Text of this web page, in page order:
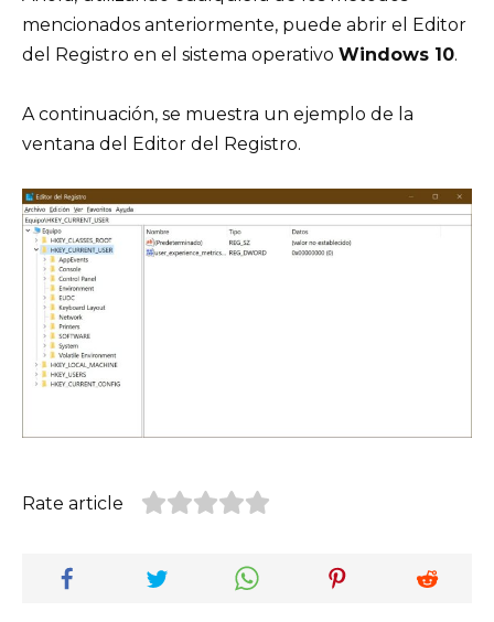
mencionados anteriormente, puede abrir el Editor
del Registro en el sistema operativo Windows 10.
A continuación, se muestra un ejemplo de la
ventana del Editor del Registro.
Rate article